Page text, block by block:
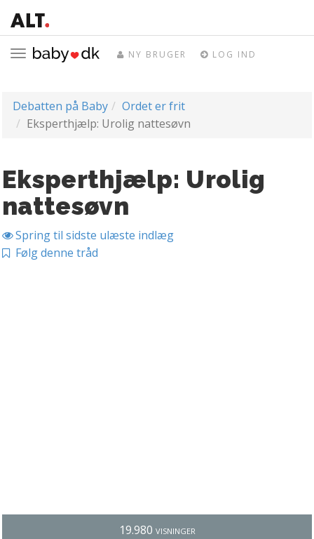
Toggle
NY BRUGER LOG IND
Debatten på Baby
Ordet er frit
Eksperthjælp: Urolig nattesøvn
Eksperthjælp: Urolig
nattesøvn
Spring til sidste ulæste indlæg
Følg denne tråd
19.980 visninger